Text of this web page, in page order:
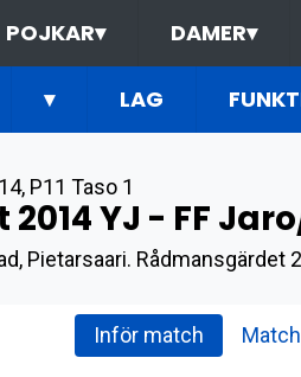
POJKAR▾ DAMER▾
▾ LAG
, P11 Taso 1
2014 YJ - FF
Pietarsaari. Rådmansgärdet
Inför match